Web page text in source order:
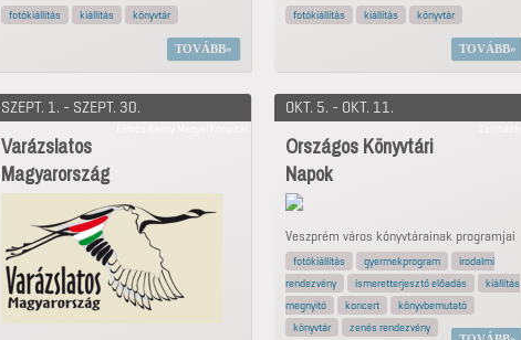
fotókiállítás kiállítás könyvtár
TOVÁBB
SZEPT. 1. - SZEPT. 30.
Varázslatos
Magyarország
fotókiállítás kiállítás könyvtár
TOVÁBB
OKT. 5. - OKT. 11.
Országos Könyvtári
Napok
Veszprém város könyvtárainak programjai
fotókiállítás gyermekprogram
irodalmi
rendezvény
ismeretterjesztő előadás
kiállítás
megnyitó
koncert
könyvbemutató
könyvtár
zenés rendezvény